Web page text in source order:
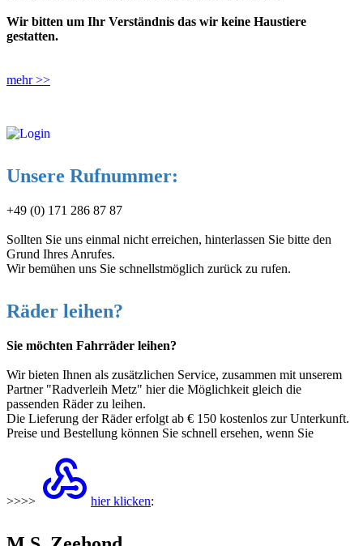
Wir bitten um Ihr Verständnis das wir keine Haustiere
gestatten.
mehr >>
Unsere Rufnummer:
+49 (0) 171 286 87 87
Sollten Sie uns einmal nicht erreichen, hinterlassen Sie bitte den
Grund Ihres Anrufes.
Wir bemühen uns Sie schnellstmöglich zurück zu rufen.
Räder leihen?
Sie möchten Fahrräder leihen?
Wir bieten Ihnen als zusätzlichen Service, zusammen mit unserem
Partner "Radverleih Metz" hier die Möglichkeit gleich die
passenden Räder zu leihen.
Die Lieferung der Räder erfolgt ab € 150 kostenlos zur Unterkunft.
Preise und Bestellung können Sie schnell ersehen, wenn Sie
>>>> hier klicken: